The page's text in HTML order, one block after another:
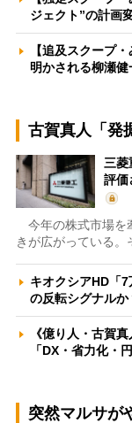
ジェクト”の計画
【追及スクープ
明かされる柳瀬
古賀真人「発
三菱
評
今年の株式市場を
きが広がっている。
キオクシアHD「
の反転シグナル
《億り人・古賀
「DX・省力化・
突然マルサが